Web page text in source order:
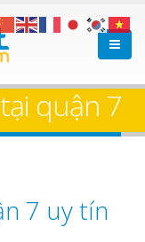
quận 7
7 uy tín